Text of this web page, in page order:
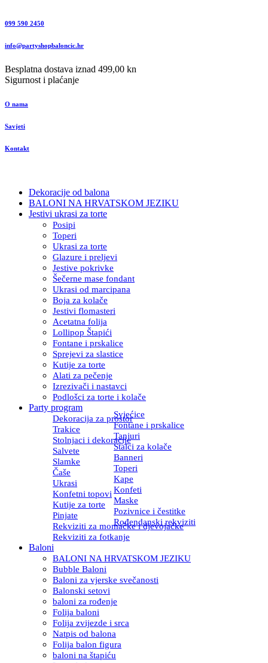
099 590 2450
info@partyshopbaloncic.hr
Besplatna dostava iznad 499,00 kn
Sigurnost i plaćanje
O nama
Savjeti
Kontakt
Dekoracije od balona
BALONI NA HRVATSKOM JEZIKU
Jestivi ukrasi za torte
Posipi
Toperi
Ukrasi za torte
Glazure i preljevi
Jestive pokrivke
Šečerne mase fondant
Ukrasi od marcipana
Boja za kolače
Jestivi flomasteri
Acetatna folija
Lollipop Štapići
Fontane i prskalice
Sprejevi za slastice
Kutije za torte
Alati za pečenje
Izrezivači i nastavci
Podlošci za torte i kolače
Party program
Dekoracija za prostor
Svjećice
Trakice
Fontane i prskalice
Stolnjaci i dekoracije
Tanjuri
Salvete
Stalci za kolače
Slamke
Banneri
Čaše
Toperi
Ukrasi
Kape
Konfetni topovi Konfeti
Kutije za torte
Maske
Pinjate
Pozivnice i čestitke
Rekviziti za momačke i djevojačke
Rođendanski rekviziti
Rekviziti za fotkanje
Baloni
BALONI NA HRVATSKOM JEZIKU
Bubble Baloni
Baloni za vjerske svečanosti
Balonski setovi
baloni za rođenje
Folija baloni
Folija zvijezde i srca
Natpis od balona
Folija balon figura
baloni na štapiću